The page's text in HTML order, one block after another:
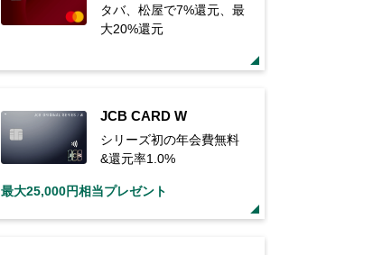
タバ、松屋で7%還元、最
大20%還元
JCB CARD W
シリーズ初の年会費無料
&還元率1.0%
最大25,000円相当プレゼント